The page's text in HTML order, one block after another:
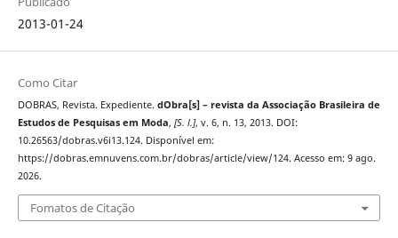
2013-01-24
Como Citar
DOBRAS, Revista. Expediente. dObra[s] – revista da Associação Brasileira de
Estudos de Pesquisas em Moda, [S. l.], v. 6, n. 13, 2013. DOI:
10.26563/dobras.v6i13.124. Disponível em:
https://dobras.emnuvens.com.br/dobras/article/view/124. Acesso em: 9 ago.
2026.
Fomatos de Citação